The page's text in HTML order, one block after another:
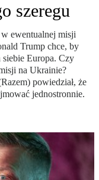
szeregu
w ewentualnej misji
Trump chce, by
siebie Europa. Czy
na Ukrainie?
powiedział, że
jednostronnie.